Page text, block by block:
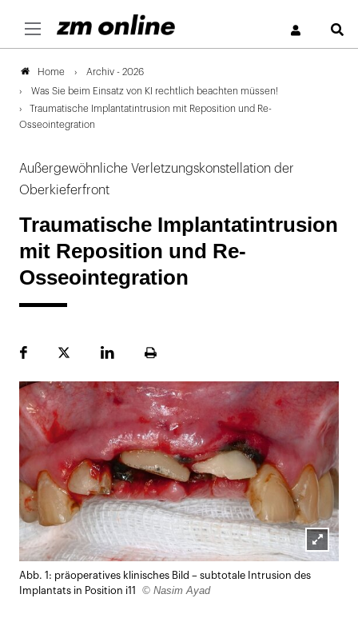
Home Archiv - 2026
Was Sie beim Einsatz von KI rechtlich beachten müssen!
Traumatische Implantatintrusion mit Reposition und Re-
Osseointegration
Außergewöhnliche Verletzungskonstellation der
Oberkieferfront
Traumatische Implantatintrusion
mit Reposition und Re-
Osseointegration
FacebookPlattformLinekdInSeite
Lightbox
öffnen
Abb. 1: präoperatives klinisches Bild – subtotale Intrusion des
Implantats in Position i11
© Nasim Ayad